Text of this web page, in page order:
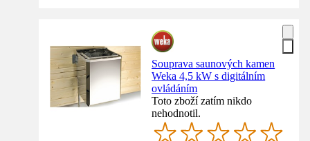
Souprava saunových kamen
Weka 4,5 kW s digitálním
ovládáním
Toto zboží zatím nikdo
nehodnotil.